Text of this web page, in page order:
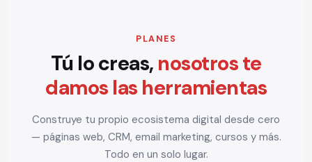
PLANES
Tú lo creas, nosotros te
damos las herramientas
Construye tu propio ecosistema digital desde cero
— páginas web, CRM, email marketing, cursos y más.
Todo en un solo lugar.